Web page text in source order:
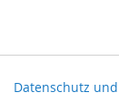
Datenschutz